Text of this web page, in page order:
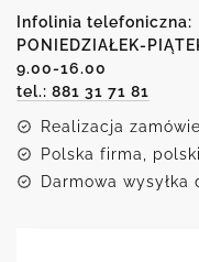
masz
piękne
włosy
możesz
Infolinia telefoniczna:
PONIEDZIAŁEK-
9.00-16.00
tel.: 881 31 71 81
Realizacja
Polska firma,
Darmowa wysyłka